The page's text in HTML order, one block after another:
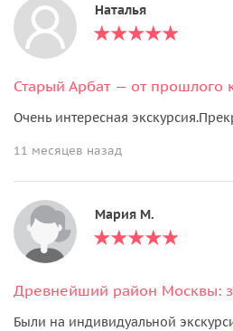
Наталья
Старый Арбат — от прошлого
Очень интересная
11 месяцев назад
Мария М.
Были на индивидуальной